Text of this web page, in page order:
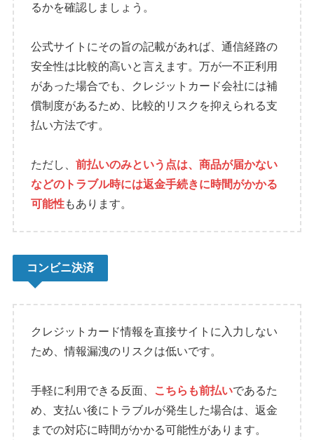
るかを確認しましょう。
公式サイトにその旨の記載があれば、通信経路の
安全性は比較的高いと言えます。万が一不正利用
があった場合でも、クレジットカード会社には補
償制度があるため、比較的リスクを抑えられる支
払い方法です。
ただし、 前払いのみという点は、商品が届かない
などのトラブル時には返金手続きに時間がかかる
可能性もあります。
コンビニ決済
クレジットカード情報を直接サイトに入力しない
ため、情報漏洩のリスクは低いです。
手軽に利用できる反面、 こちらも前払いであるた
め、支払い後にトラブルが発生した場合は、返金
までの対応に時間がかかる可能性があります。